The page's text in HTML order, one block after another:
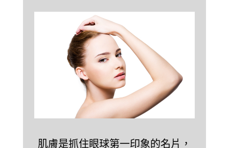
肌膚是抓住眼球第一印象的名片，